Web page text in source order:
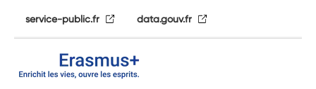
service-public.fr data.gouv.fr